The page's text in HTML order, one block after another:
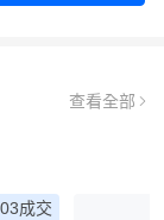
查看全部
成交